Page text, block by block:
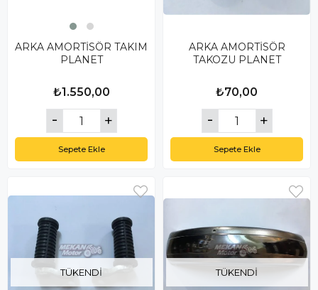
ARKA AMORTİSÖR TAKIM
PLANET
₺1.550,00
Sepete Ekle
ARKA AMORTİSÖR
TAKOZU PLANET
₺70,00
Sepete Ekle
TÜKENDI TÜKENDI